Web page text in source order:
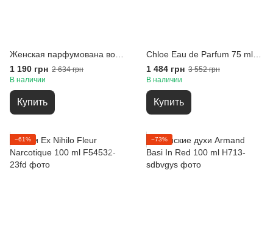
1 190 грн 2 634 грн
В наличии
Купить
1 484 грн 3 552 грн
В наличии
Купить
−61% −73%